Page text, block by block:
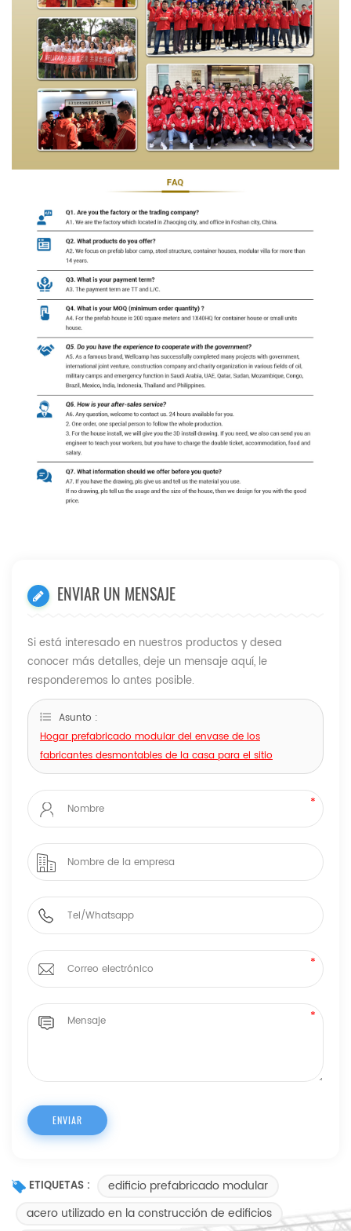
ENVIAR UN MENSAJE
Si está interesado en nuestros productos y desea
conocer más detalles, deje un mensaje aquí, le
responderemos lo antes posible.
Asunto :
Hogar prefabricado modular del envase de los
fabricantes desmontables de la casa para el sitio
ETIQUETAS :
edificio prefabricado modular
acero utilizado en la construcción de edificios